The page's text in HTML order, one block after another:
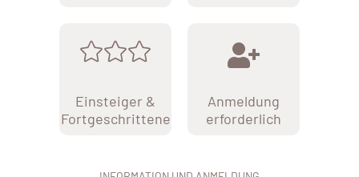
Einsteiger &
Fortgeschrittene
Anmeldung
erforderlich